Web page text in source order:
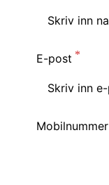
E-post
Mobilnummer